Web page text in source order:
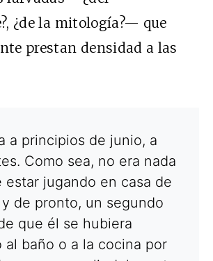
¿de la mitología?— que
prestan densidad a las
a principios de junio, a
Como sea, no era nada
estar jugando en casa de
de pronto, un segundo
que él se hubiera
al baño o a la cocina por